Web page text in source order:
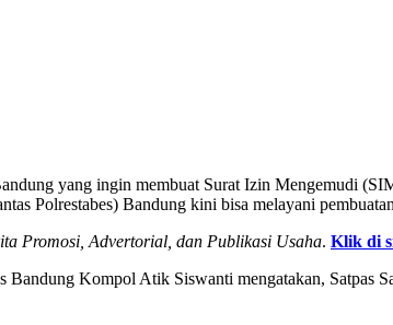
yang ingin membuat Surat Izin Mengemudi
Polrestabes) Bandung kini bisa melayani
Promosi, Advertorial, dan Publikasi Usaha. Klik di
Bandung Kompol Atik Siswanti mengatakan, Satpas